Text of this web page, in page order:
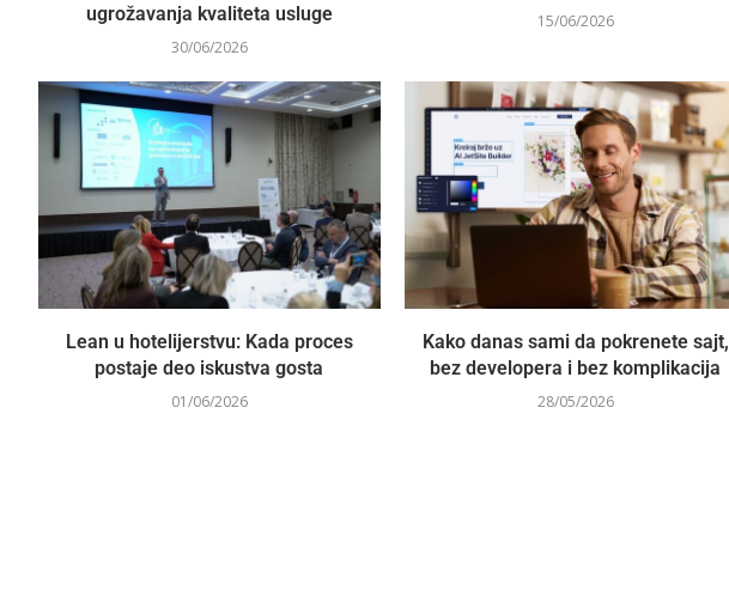
ugrožavanja kvaliteta usluge
30/06/2026
15/06/2026
Lean u hotelijerstvu: Kada proces
postaje deo iskustva gosta
01/06/2026
Kako danas sami da pokrenete sajt,
bez developera i bez komplikacija
28/05/2026